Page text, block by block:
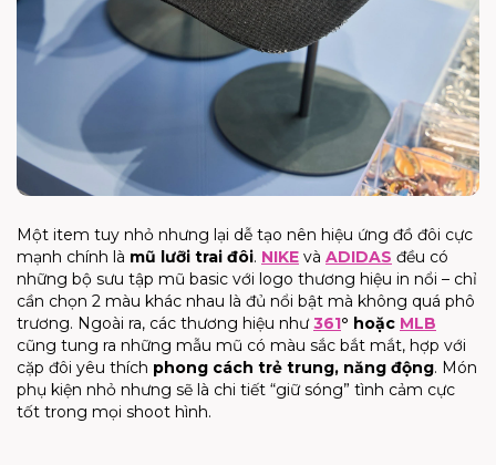
Một item tuy nhỏ nhưng lại dễ tạo nên hiệu ứng đồ đôi cực
mạnh chính là mũ lưỡi trai đôi. NIKE và ADIDAS đều có
những bộ sưu tập mũ basic với logo thương hiệu in nổi – chỉ
cần chọn 2 màu khác nhau là đủ nổi bật mà không quá phô
trương. Ngoài ra, các thương hiệu như361° hoặc MLB
cũng tung ra những mẫu mũ có màu sắc bắt mắt, hợp với
cặp đôi yêu thích phong cách trẻ trung, năng động. Món
phụ kiện nhỏ nhưng sẽ là chi tiết “giữ sóng” tình cảm cực
tốt trong mọi shoot hình.